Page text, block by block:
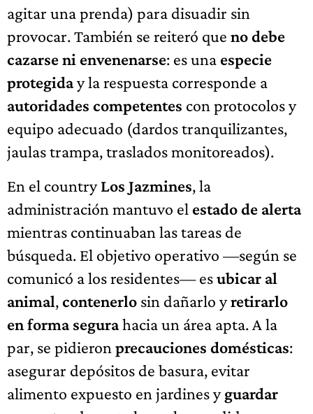
agitar una prenda) para disuadir sin
provocar. También se reiteró que no debe
cazarse ni envenenarse: es una especie
protegiday la respuesta corresponde a
autoridades competentes con protocolos y
equipo adecuado (dardos tranquilizantes,
jaulas trampa, traslados monitoreados).
En el countryLos Jazmines, la
administración mantuvo el estado de alerta
mientras continuaban las tareas de
búsqueda. El objetivo operativo —según se
comunicó a los residentes— esubicar al
animal,contenerlo sin dañarlo yretirarlo
en forma segurahacia un área apta. A la
par, se pidieron precauciones domésticas:
asegurar depósitos de basura, evitar
alimento expuesto en jardines yguardar